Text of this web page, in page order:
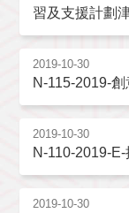
習及支援計劃
2019-10-30
N-115-2019-
2019-10-30
N-110-2019-
2019-10-30